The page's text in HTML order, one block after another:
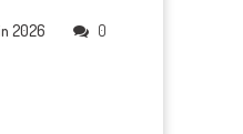
2026 0